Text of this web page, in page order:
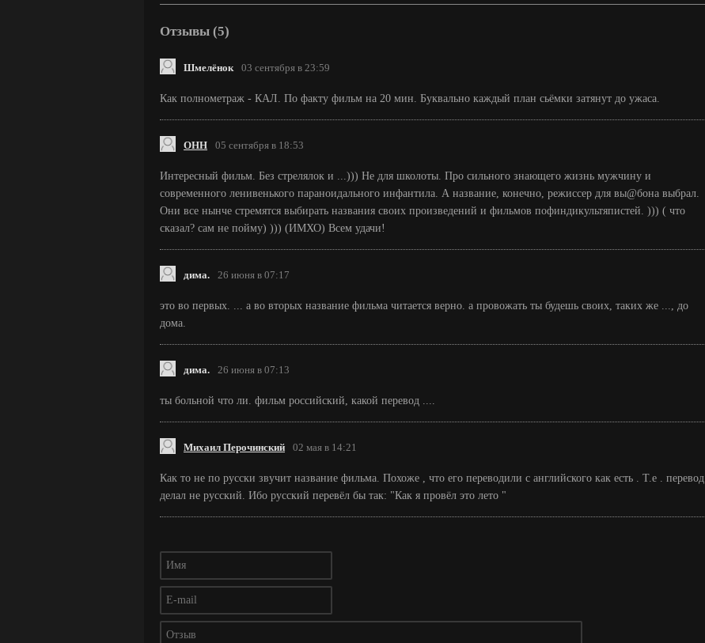
Отзывы (5)
Шмелёнок 03 сентября в 23:59
Как полнометраж - КАЛ. По факту фильм на 20 мин. Буквально каждый план сьёмки затянут до ужаса.
ОНН 05 сентября в 18:53
Интересный фильм. Без стрелялок и ...))) Не для школоты. Про сильного знающего жизнь мужчину и
современного ленивенького параноидального инфантила. А название, конечно, режиссер для вы@бона выбрал.
Они все нынче стремятся выбирать названия своих произведений и фильмов пофиндикультяпистей. ))) ( что
сказал? сам не пойму) ))) (ИМХО) Всем удачи!
дима. 26 июня в 07:17
это во первых. ... а во вторых название фильма читается верно. а провожать ты будешь своих, таких же ..., до
дома.
дима. 26 июня в 07:13
ты больной что ли. фильм российский, какой перевод ....
Михаил Перочинский 02 мая в 14:21
Как то не по русски звучит название фильма. Похоже , что его переводили с английского как есть . Т.е . перевод
делал не русский. Ибо русский перевёл бы так: "Как я провёл это лето "